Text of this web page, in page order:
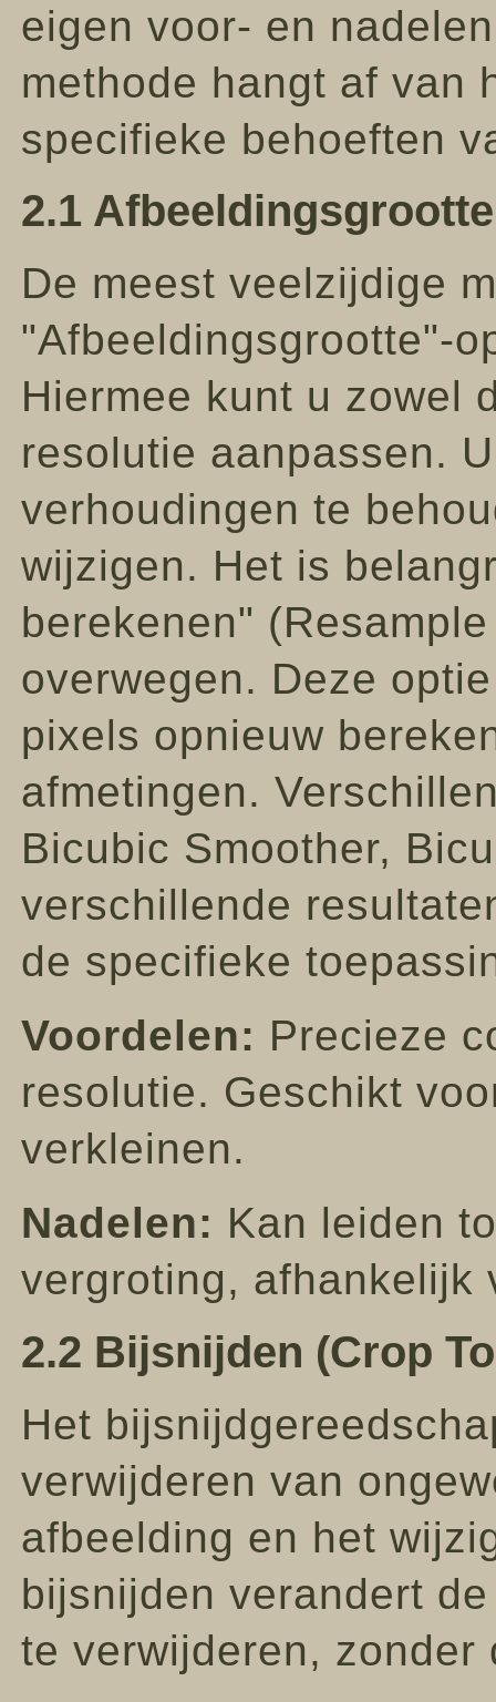
eigen voor- en
methode hangt af van
specifieke behoeften
2.1
De meest veelzijdige
"Afbeeldingsgrootte"-
Hiermee kunt u zowel
resolutie aanpassen.
verhoudingen te
wijzigen. Het is
berekenen"
overwegen. Deze
pixels opnieuw
afmetingen.
Bicubic Smoother,
verschillende
de specifieke
Voordelen: Precieze
resolutie. Geschikt
verkleinen.
Nadelen: Kan leiden
vergroting, afhankelijk
2.2 Bijsnijden (Crop
Het
verwijderen van
afbeelding en het
bijsnijden verandert
te verwijderen,